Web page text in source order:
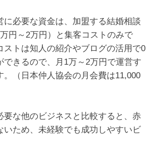
に必要な資金は、加盟する結婚相談
万円～2万円）と集客コストのみで
ストは知人の紹介やブログの活用で0
できるので、月 1万～2万円で運営す
。（日本仲人協会の月会費は11,000
要な他のビジネスと比較すると、赤
いため、未経験でも成功しやすいビ